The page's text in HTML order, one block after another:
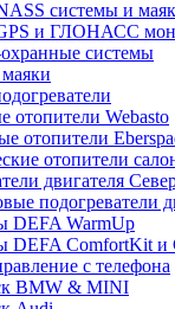
системы и
и ГЛОНАСС
системы
отопители Webasto
отопители
отопители
двигателя
подогреватели
DEFA WarmUp
DEFA ComfortKit и
с телефона
BMW & MINI